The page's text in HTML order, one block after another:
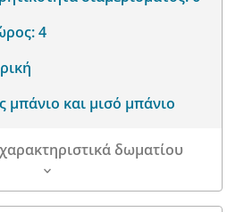
4
μπάνιο και μισό μπάνιο
δωματίου